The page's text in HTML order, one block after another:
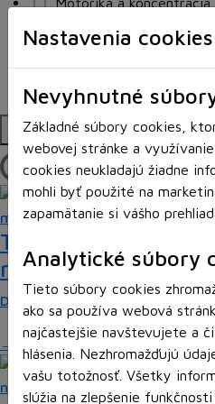
Nastavenia cookies
Nevyhnutné
Základné súbory cookies,
webovej stránke a
cookies neukladajú žiadne
mohli byť použité na
zapamätanie si vášho
Analytické súbory
Tieto súbory cookies
ako sa používa webová
najčastejšie navštevujete a
hlásenia. Nezhromažďujú
vašu totožnosť. Všetky
slúžia na zlepšenie
Sociálne zručnosti a
Strategické myslenie
Zdravie a pohyb
Platformy
Načítam blogy
Tick Tock: A Tale
netradičnou
Dvaja hráči simultánne lúštia